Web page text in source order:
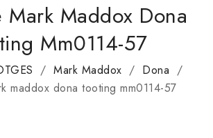
Mark Maddox Dona
Mm0114-57
Mark Maddox
Dona
maddox dona tooting mm0114-57